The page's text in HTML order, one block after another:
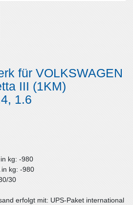
für VOLKSWAGEN
III (1KM)
1.6
kg: -980
in kg: -980
30
erfolgt mit: UPS-Paket international